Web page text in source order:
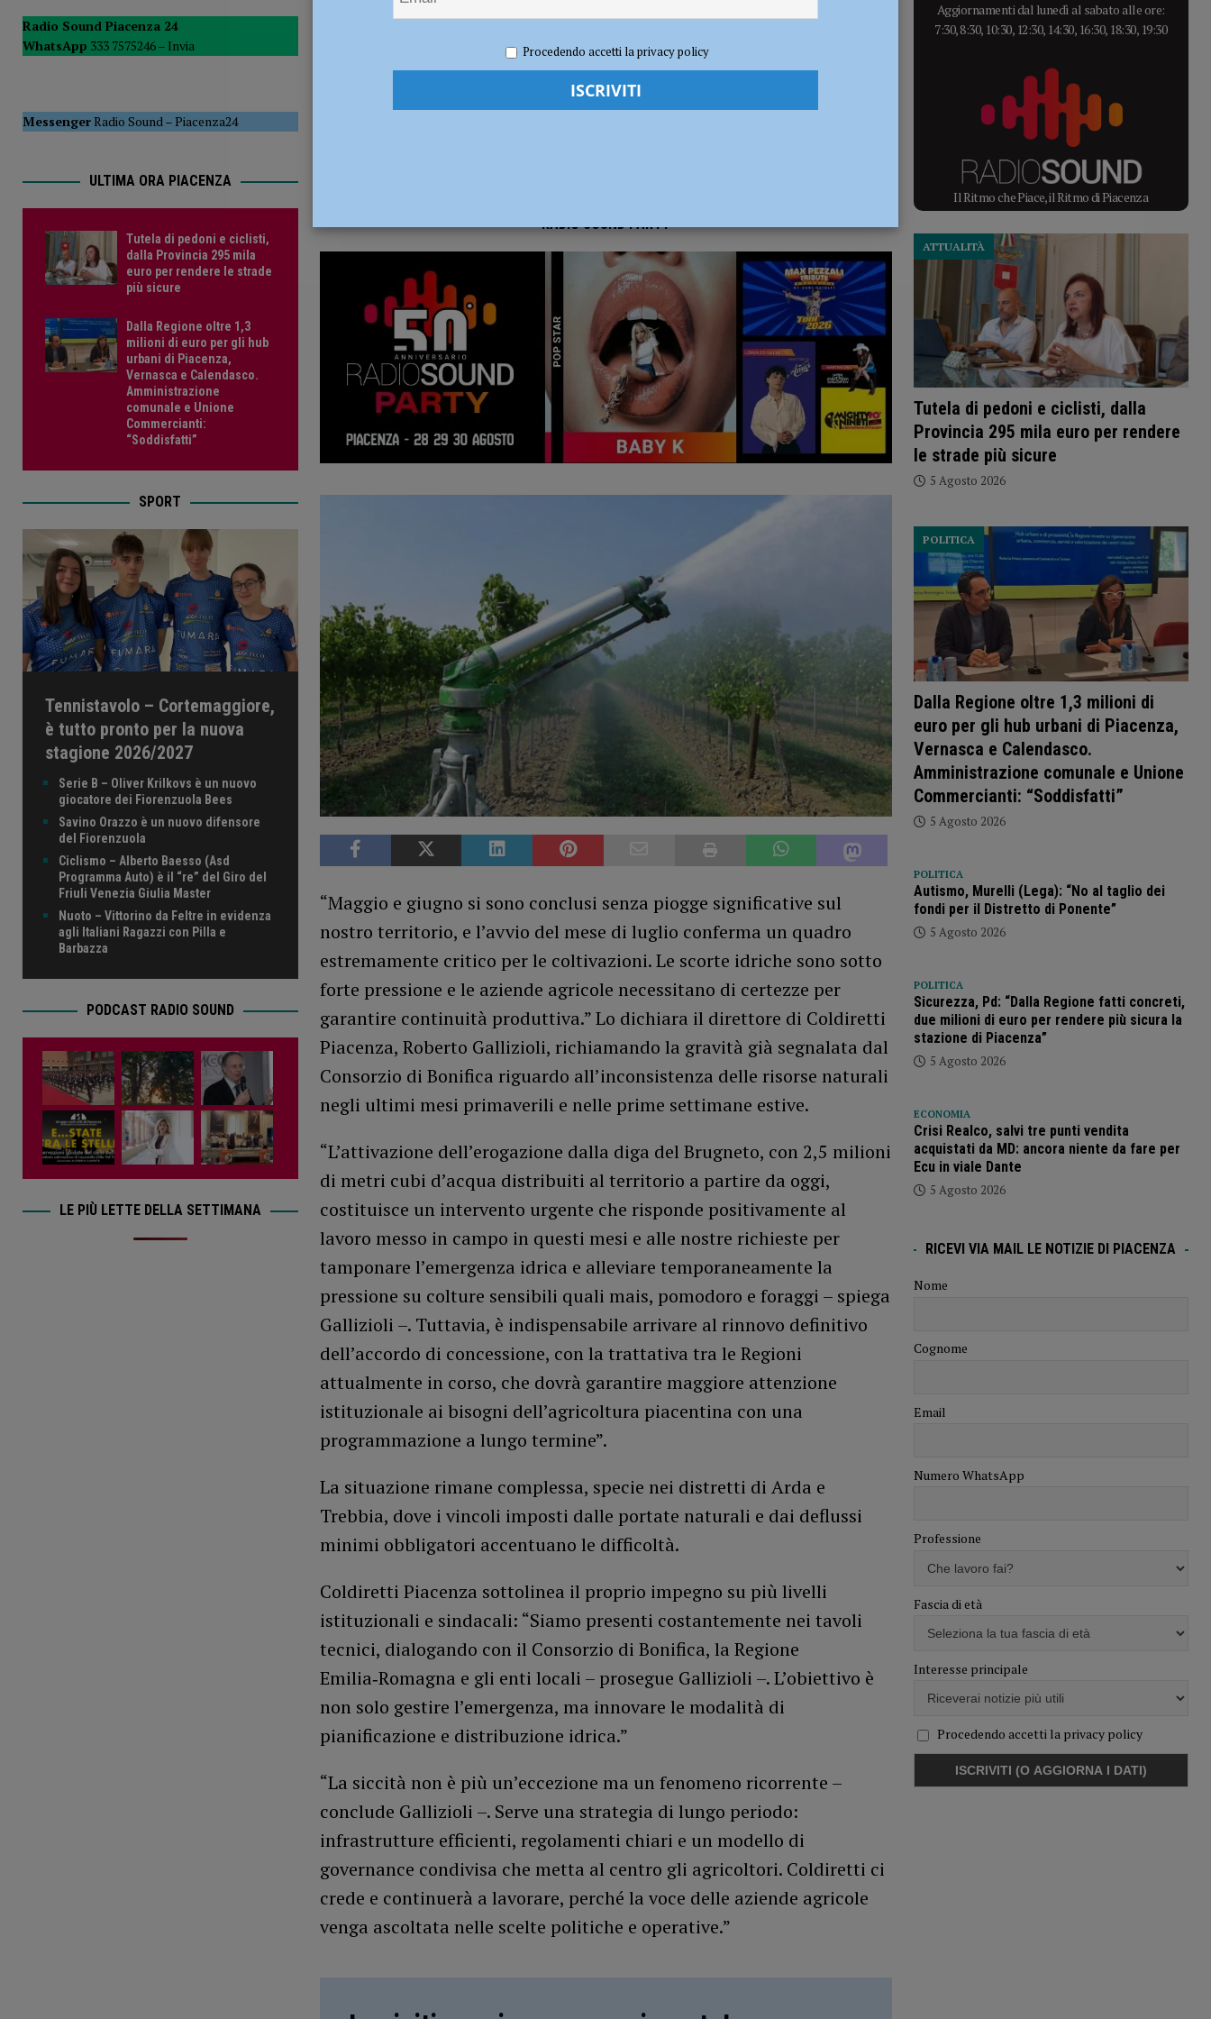
POLITICA
[ 5 Agosto 2026 ] Caldo estremo e asili nido, Tagliaferri (FdI): “Verificare subito la situazione nella provincia di Piacenza”
RADIO SOUND PARTY
“Maggio e giugno si sono conclusi senza piogge significative sul
nostro territorio, e l’avvio del mese di luglio conferma un quadro
estremamente critico per le coltivazioni. Le scorte idriche sono sotto
forte pressione e le aziende agricole necessitano di certezze per
garantire continuità produttiva.” Lo dichiara il direttore di Coldiretti
Piacenza, Roberto Gallizioli, richiamando la gravità già segnalata dal
Consorzio di Bonifica riguardo all’inconsistenza delle risorse naturali
negli ultimi mesi primaverili e nelle prime settimane estive.
“L’attivazione dell’erogazione dalla diga del Brugneto, con 2,5 milioni
di metri cubi d’acqua distribuiti al territorio a partire da oggi,
costituisce un intervento urgente che risponde positivamente al
lavoro messo in campo in questi mesi e alle nostre richieste per
tamponare l’emergenza idrica e alleviare temporaneamente la
pressione su colture sensibili quali mais, pomodoro e foraggi – spiega
Gallizioli –. Tuttavia, è indispensabile arrivare al rinnovo definitivo
dell’accordo di concessione, con la trattativa tra le Regioni
attualmente in corso, che dovrà garantire maggiore attenzione
istituzionale ai bisogni dell’agricoltura piacentina con una
programmazione a lungo termine”.
La situazione rimane complessa, specie nei distretti di Arda e
Trebbia, dove i vincoli imposti dalle portate naturali e dai deflussi
minimi obbligatori accentuano le difficoltà.
Coldiretti Piacenza sottolinea il proprio impegno su più livelli
istituzionali e sindacali: “Siamo presenti costantemente nei tavoli
tecnici, dialogando con il Consorzio di Bonifica, la Regione
Emilia‑Romagna e gli enti locali – prosegue Gallizioli –. L’obiettivo è
non solo gestire l’emergenza, ma innovare le modalità di
pianificazione e distribuzione idrica.”
“La siccità non è più un’eccezione ma un fenomeno ricorrente –
conclude Gallizioli –. Serve una strategia di lungo periodo:
infrastrutture efficienti, regolamenti chiari e un modello di
governance condivisa che metta al centro gli agricoltori. Coldiretti ci
crede e continuerà a lavorare, perché la voce delle aziende agricole
venga ascoltata nelle scelte politiche e operative.”
Radio Sound Piacenza 24
WhatsApp 333 7575246 – Invia
MessengerRadio Sound–Piacenza24
ULTIMA ORA PIACENZA
Tutela di pedoni e ciclisti,
dalla Provincia 295 mila
euro per rendere le strade
più sicure
Dalla Regione oltre 1,3
milioni di euro per gli hub
urbani di Piacenza,
Vernasca e Calendasco.
Amministrazione
comunale e Unione
Commercianti:
“Soddisfatti”
SPORT
Tennistavolo – Cortemaggiore,
è tutto pronto per la nuova
stagione 2026/2027
Serie B – Oliver Krilkovs è un nuovo
giocatore dei Fiorenzuola Bees
Savino Orazzo è un nuovo difensore
del Fiorenzuola
Ciclismo – Alberto Baesso (Asd
Programma Auto) è il “re” del Giro del
Friuli Venezia Giulia Master
Nuoto – Vittorino da Feltre in evidenza
agli Italiani Ragazzi con Pilla e
Barbazza
PODCAST RADIO SOUND
LE PIÙ LETTE DELLA SETTIMANA
Aggiornamenti dal lunedì al sabato alle ore:
7:30, 8:30, 10:30, 12:30, 14:30, 16:30, 18:30, 19:30
Il Ritmo che Piace, il Ritmo di Piacenza
Tutela di pedoni e ciclisti, dalla
Provincia 295 mila euro per rendere
le strade più sicure
ATTUALITÀ
5 Agosto 2026
Dalla Regione oltre 1,3 milioni di
euro per gli hub urbani di Piacenza,
Vernasca e Calendasco.
Amministrazione comunale e Unione
Commercianti: “Soddisfatti”
POLITICA
5 Agosto 2026
POLITICA
Autismo, Murelli (Lega): “No al taglio dei
fondi per il Distretto di Ponente”
5 Agosto 2026
POLITICA
Sicurezza, Pd: “Dalla Regione fatti concreti,
due milioni di euro per rendere più sicura la
stazione di Piacenza”
5 Agosto 2026
ECONOMIA
Crisi Realco, salvi tre punti vendita
acquistati da MD: ancora niente da fare per
Ecu in viale Dante
5 Agosto 2026
RICEVI VIA MAIL LE NOTIZIE DI PIACENZA
Nome
Cognome
Email
Numero WhatsApp
Professione
Fascia di età
Interesse principale
Procedendo accetti la privacy policy
Procedendo accetti la privacy policy